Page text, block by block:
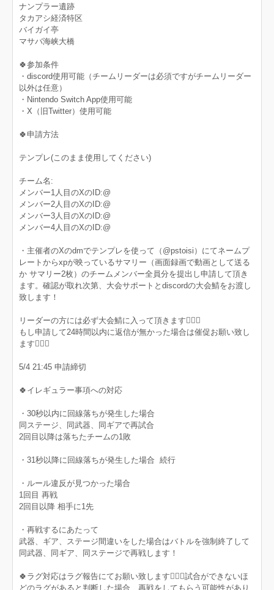
ナンプラー遺跡
タカアシ経済特区
バイガイ亭
マサバ海峡大橋
🍀参加条件
・discord使用可能（チームリーダーは必須ですがチームリーダー
以外は任意）
・Nintendo Switch App使用可能
・X（旧Twitter）使用可能
🍀申請方法
テンプレ(このまま使用してください)
チーム名:
メンバー1人目のXのID:@
メンバー2人目のXのID:@
メンバー3人目のXのID:@
メンバー4人目のXのID:@
・主催者のXのdmでテンプレを使って（@pstoisi）にてネームプ
レートからxpが映っているサマリー（画面録画で動画として送る
か サマリー2枚）のチームメンバー全員分を提出し申請して頂き
ます。確認が取れ次第、大会サポートとdiscordの大会鯖をお渡し
致します！
リーダーの方には必ず大会鯖に入って頂きます🙇🏻‍♀️‪‪
もし申請して24時間以内に返信が無かった場合は催促お願い致し
ます🙇🏻‍♀️‪‪
5/4 21:45 申請締切
🍀イレギュラー事項への対応
・30秒以内に回線落ちが発生した場合
同ステージ、同武器、同ギアで再試合
2回目以降は落ちたチームの1敗
・31秒以降に回線落ちが発生した場合 続行
・ルール違反が見つかった場合
1回目 再戦
2回目以降 相手に1先
・再戦するにあたって
武器、ギア、ステージ間違いをした場合はバトルを強制終了して
同武器、同ギア、同ステージで再戦します！
🍀ラグ対応はラグ報告にてお願い致します🙇🏻‍♀️‪‪試合ができないほ
どのラグがあると判断した場合、再戦をしてもらう可能性があり